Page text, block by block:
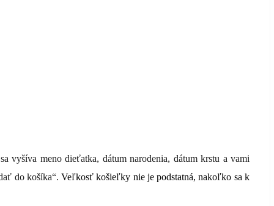
vyšíva meno dieťatka, dátum narodenia, dátum krstu a vami
do košíka“.Veľkosť košieľky nie je podstatná, nakoľko sa k